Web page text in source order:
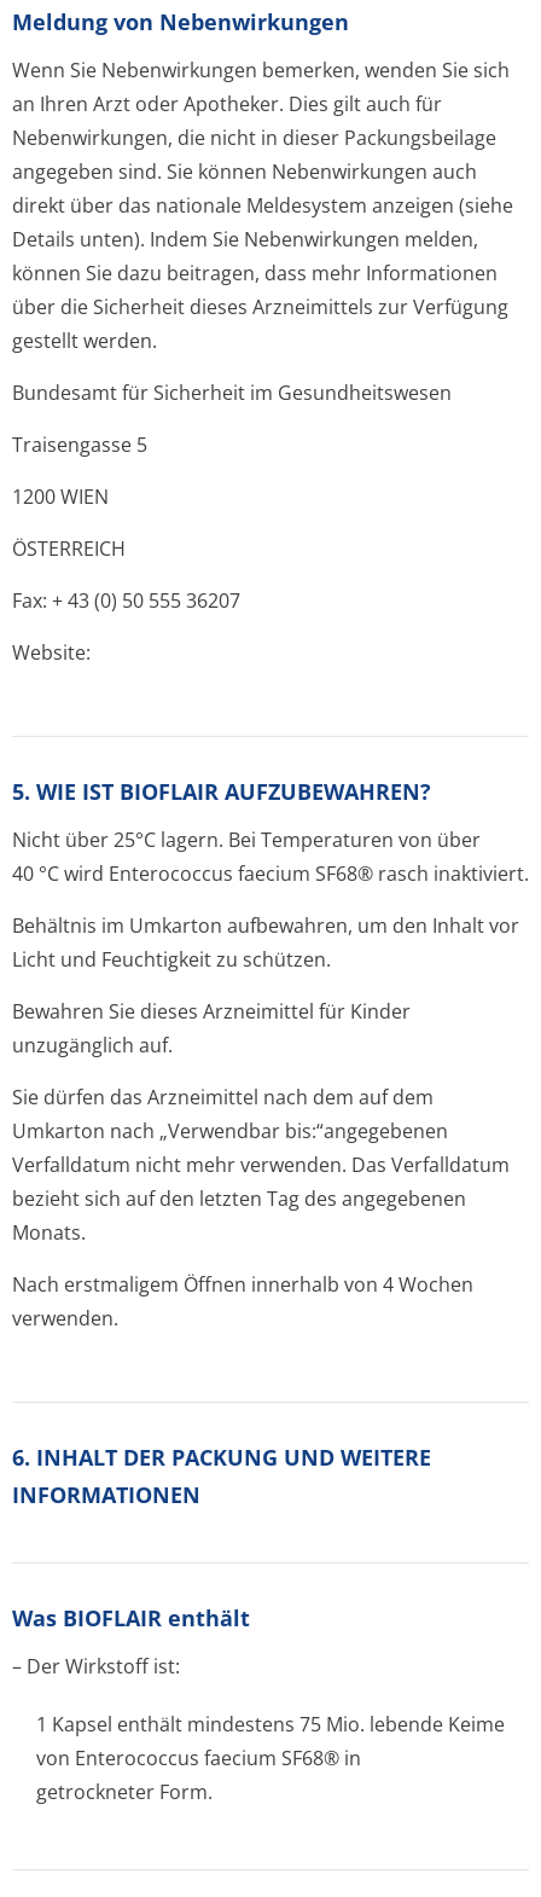
Meldung von Nebenwirkungen
Wenn Sie Nebenwirkungen bemerken, wenden Sie sich
an Ihren Arzt oder Apotheker. Dies gilt auch für
Nebenwirkungen, die nicht in dieser Packungsbeilage
angegeben sind. Sie können Nebenwirkungen auch
direkt über das nationale Meldesystem anzeigen (siehe
Details unten). Indem Sie Nebenwirkungen melden,
können Sie dazu beitragen, dass mehr Informationen
über die Sicherheit dieses Arzneimittels zur Verfügung
gestellt werden.
Bundesamt für Sicherheit im Gesundheitswesen
Traisengasse 5
1200 WIEN
ÖSTERREICH
Fax: + 43 (0) 50 555 36207
Website:
5. WIE IST BIOFLAIR AUFZUBEWAHREN?
Nicht über 25°C lagern. Bei Temperaturen von über
40 °C wird Enterococcus faecium SF68® rasch inaktiviert.
Behältnis im Umkarton aufbewahren, um den Inhalt vor
Licht und Feuchtigkeit zu schützen.
Bewahren Sie dieses Arzneimittel für Kinder
unzugänglich auf.
Sie dürfen das Arzneimittel nach dem auf dem
Umkarton nach „Verwendbar bis:“angegebenen
Verfalldatum nicht mehr verwenden. Das Verfalldatum
bezieht sich auf den letzten Tag des angegebenen
Monats.
Nach erstmaligem Öffnen innerhalb von 4 Wochen
verwenden.
6. INHALT DER PACKUNG UND WEITERE
INFORMATIONEN
Was BIOFLAIR enthält
– Der Wirkstoff ist:
1 Kapsel enthält mindestens 75 Mio. lebende Keime
von Enterococcus faecium SF68® in
getrockneter Form.